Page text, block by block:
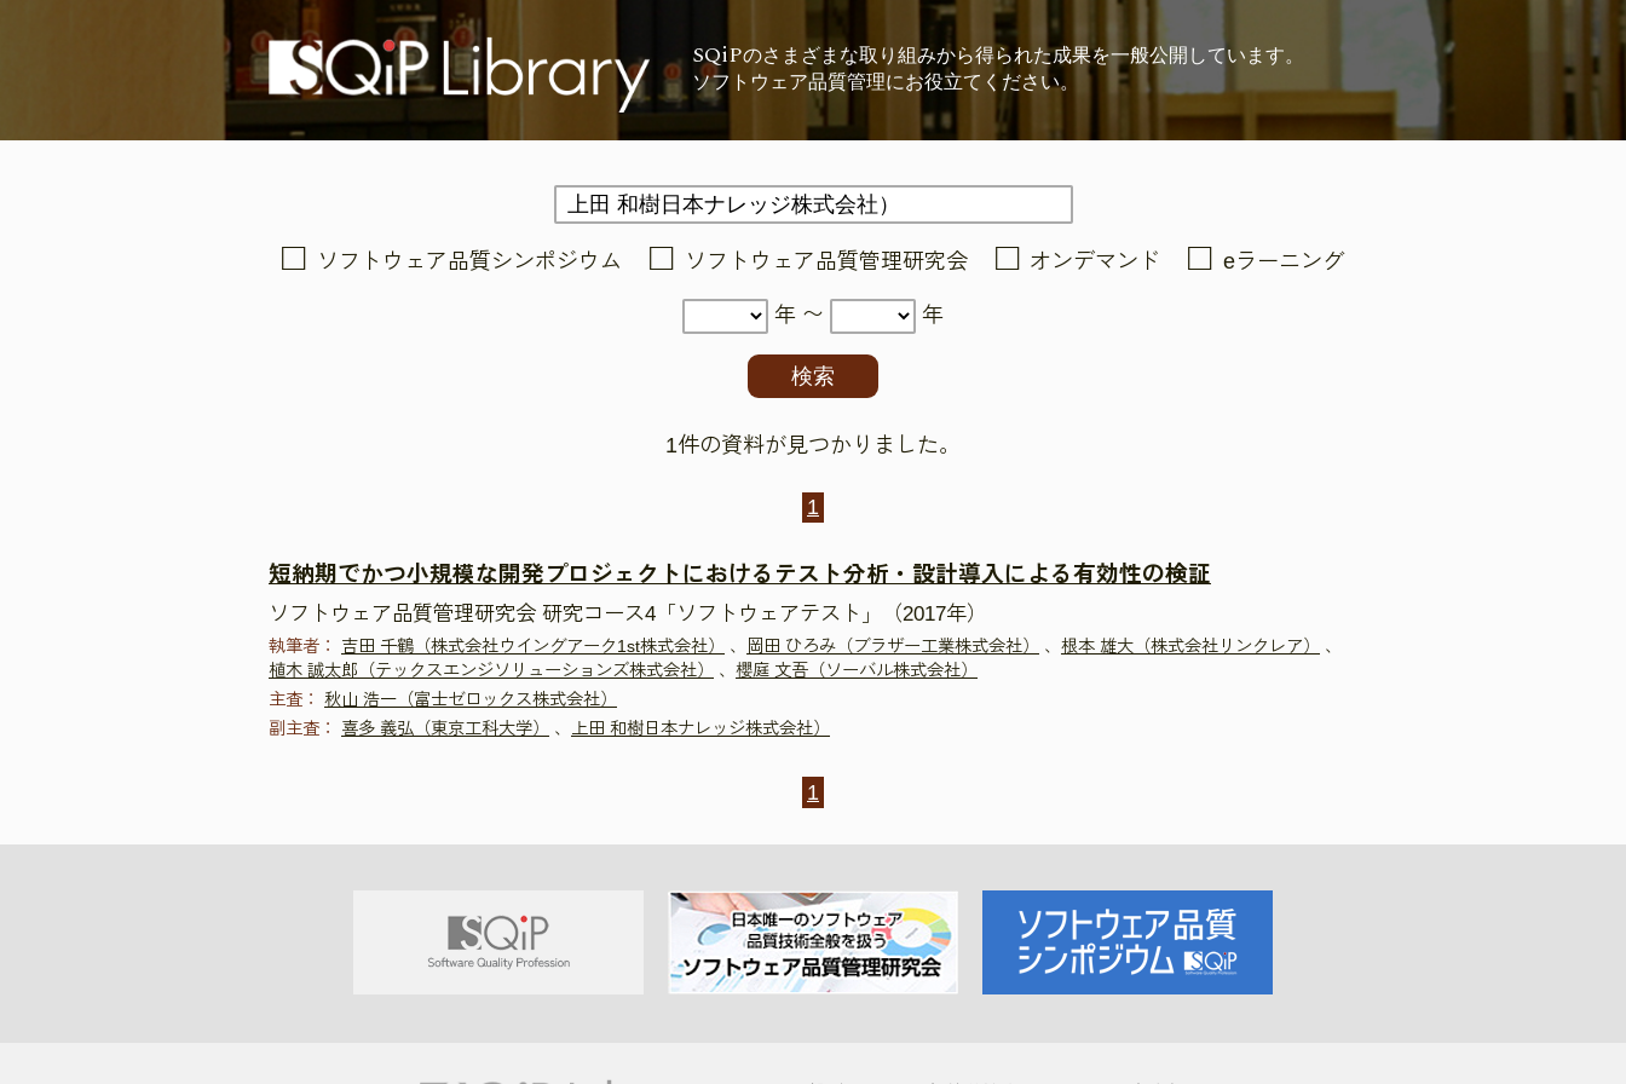
SQiPのさまざまな取り組みから得られた成果を一般公開しています。
ソフトウェア品質管理にお役立てください。
ソフトウェア品質シンポジウム ソフトウェア品質管理研究会 オンデマンド eラーニング
年 〜 年
1件の資料が見つかりました。
1
短納期でかつ小規模な開発プロジェクトにおけるテスト分析・設計導入による有効性の検証
ソフトウェア品質管理研究会 研究コース4「ソフトウェアテスト」（2017年）
執筆者： 吉田 千鶴（株式会社ウイングアーク1st株式会社） 、 岡田 ひろみ（ブラザー工業株式会社） 、 根本 雄大（株式会社リンクレア）
、
植木 誠太郎（テックスエンジソリューションズ株式会社）
、 櫻庭 文吾（ソーバル株式会社）
主査：
秋山 浩一（富士ゼロックス株式会社）
副主査：
喜多 義弘（東京工科大学） 、 上田 和樹日本ナレッジ株式会社）
1